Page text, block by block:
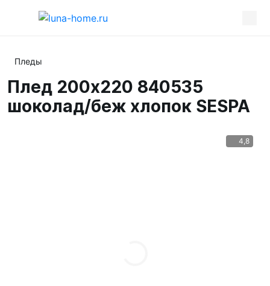
Пледы
Плед 200х220 840535
шоколад/беж хлопок SESPA
4,8